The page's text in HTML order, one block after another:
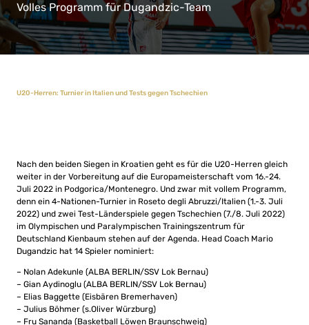
Volles Programm für Dugandzic-Team
U20-Herren: Turnier in Italien und Tests gegen Tschechien
Nach den beiden Siegen in Kroatien geht es für die U20-Herren gleich
weiter in der Vorbereitung auf die Europameisterschaft vom 16.-24.
Juli 2022 in Podgorica/Montenegro. Und zwar mit vollem Programm,
denn ein 4-Nationen-Turnier in Roseto degli Abruzzi/Italien (1.-3. Juli
2022) und zwei Test-Länderspiele gegen Tschechien (7./8. Juli 2022)
im Olympischen und Paralympischen Trainingszentrum für
Deutschland Kienbaum stehen auf der Agenda. Head Coach Mario
Dugandzic hat 14 Spieler nominiert:
– Nolan Adekunle (ALBA BERLIN/SSV Lok Bernau)
– Gian Aydinoglu (ALBA BERLIN/SSV Lok Bernau)
– Elias Baggette (Eisbären Bremerhaven)
– Julius Böhmer (s.Oliver Würzburg)
– Fru Sananda (Basketball Löwen Braunschweig)